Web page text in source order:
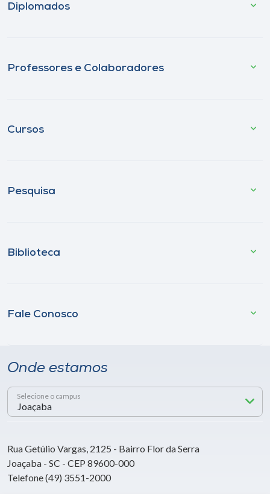
Diplomados
Professores e Colaboradores
Cursos
Pesquisa
Biblioteca
Fale Conosco
Onde estamos
Selecione o campus
Rua Getúlio Vargas, 2125 - Bairro Flor da Serra
Joaçaba - SC - CEP 89600-000
Telefone (49) 3551-2000